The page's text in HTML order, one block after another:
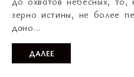
зерно истины, не более
дано…
ДАЛЕЕ